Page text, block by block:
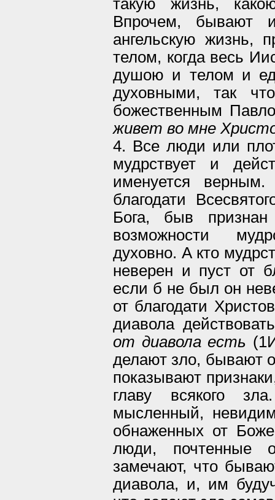
такую жизнь,
Впрочем, бывают
ангельскую
телом, когда весь
душою и телом и
духовными, так
божественным
живет во мне
4. Все люди или
мудрствует и
именуется
благодати
Бога, быв
возможности
духовно. А кто
неверен и пуст от
если б не был он
от благодати
диавола
от диавола есть
делают зло, бывают
показывают
главу всякого
мысленный,
обнаженных от
люди, почтенные
замечают, что
диавола, и, им